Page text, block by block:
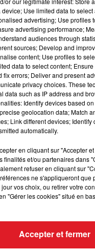
de rappel.
de son allocution,
la troisième dose de
pour que les
leur pass
que la
prochain pour les 50-
seront décidées
sanitaires.
de fréquentation a
de 275.000 rendez-
Use limited data to
advertising; Use profiles
advertising performance;
audiences through
sources; Develop and
content; Use profiles to
data to select content;
fix errors; Deliver and present
privacy choices. These
data such as IP address and
Identify devices based
geolocation data; Match
Link different devices; Identify
automatically.
en cliquant sur "Accepter
finalités et/ou partenaires dans
refuser en cliquant sur
ne s'appliqueront que
vos choix, ou retirer votre
"Gérer les cookies" situé en
Accepter et fermer